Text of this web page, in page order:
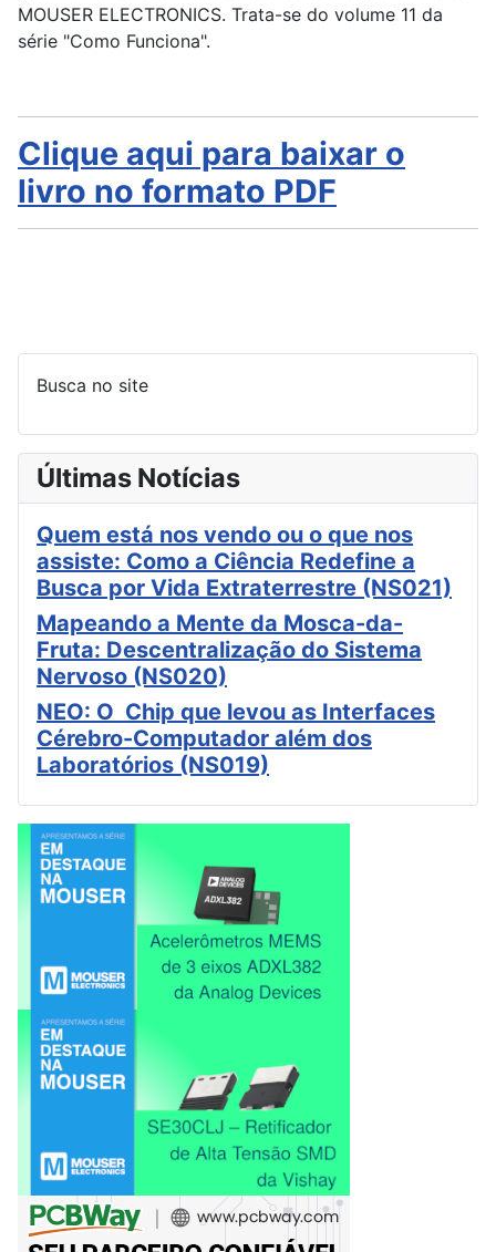
MOUSER ELECTRONICS. Trata-se do volume 11 da
série "Como Funciona".
Clique aqui para baixar o
livro no formato PDF
Busca no site
Últimas Notícias
Quem está nos vendo ou o que nos
assiste: Como a Ciência Redefine a
Busca por Vida Extraterrestre (NS021)
Mapeando a Mente da Mosca-da-
Fruta: Descentralização do Sistema
Nervoso (NS020)
NEO: O Chip que levou as Interfaces
Cérebro-Computador além dos
Laboratórios (NS019)